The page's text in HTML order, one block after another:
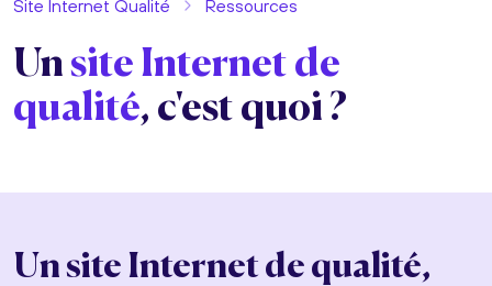
Site Internet Qualité Ressources
Unsite Internet de
qualité, c'est quoi ?
Un site Internet de qualité,